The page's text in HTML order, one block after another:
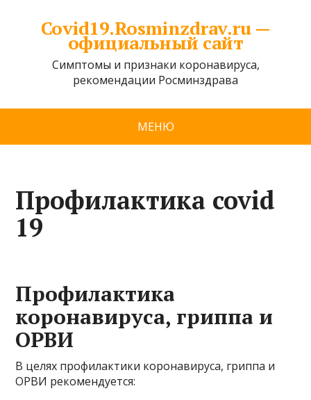
Covid19.Rosminzdrav.ru —
официальный сайт
Симптомы и признаки коронавируса,
рекомендации Росминздрава
МЕНЮ
Профилактика covid
19
Профилактика
коронавируса, гриппа и
ОРВИ
В целях профилактики коронавируса, гриппа и
ОРВИ рекомендуется: